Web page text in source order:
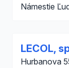
Námestie
LECOL,
Hurbanova